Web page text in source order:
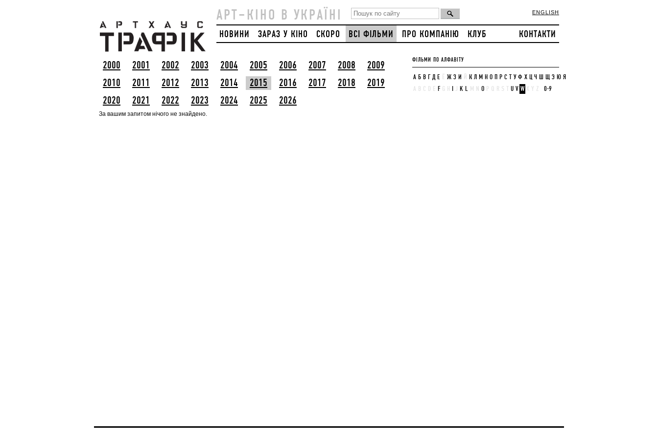
АРТ–КІНО В УКРАЇНІ ENGLISH
НОВИНИ ЗАРАЗ У КІНО СКОРО ВСІ ФІЛЬМИ ПРО КОМПАНІЮ КЛУБ КОНТАКТИ
2000 2001 2002 2003 2004 2005 2006 2007 2008
2009
2010
2011 2012 2013 2014 2015 2016 2017 2018
2019
2020
2021 2022 2023 2024 2025 2026
ФІЛЬМИ ПО АЛФАВІТУ
А Б В Г Д Е Ё Ж З И Й К Л М Н О П Р С Т У Ф Х Ц Ч Ш Щ Э Ю Я
A B C D E F G H J K L M N O P Q R S T U V W X Y Z 0-9
За вашим запитом нічого не знайдено.